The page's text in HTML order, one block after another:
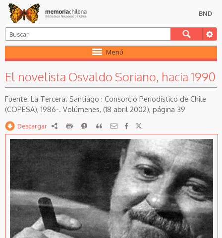
BND
Menú
El novelista Osvaldo Soriano, hacia 1990
La Tercera. Santiago : Consorcio Periodístico de Chile
(COPESA), 1986-. Volúmenes, (18 abril 2002), página 39
Descargar RDF imprimirReportarCitar